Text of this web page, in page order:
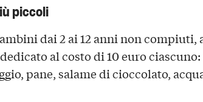
piccoli
dai 2 ai 12 anni non
al costo di 10 euro
pane, salame di cioccolato,